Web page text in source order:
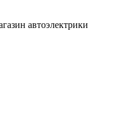
автоэлектрики